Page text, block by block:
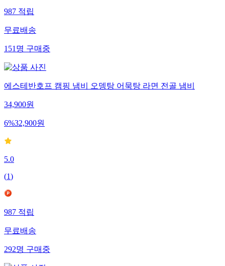
987적립
무료배송
151명구매중
에스테반호프 캠핑 냄비 오뎅탕 어묵탕 라면 전골 냄비
34,900원
6%32,900원
5.0
(1)
987적립
무료배송
292명구매중